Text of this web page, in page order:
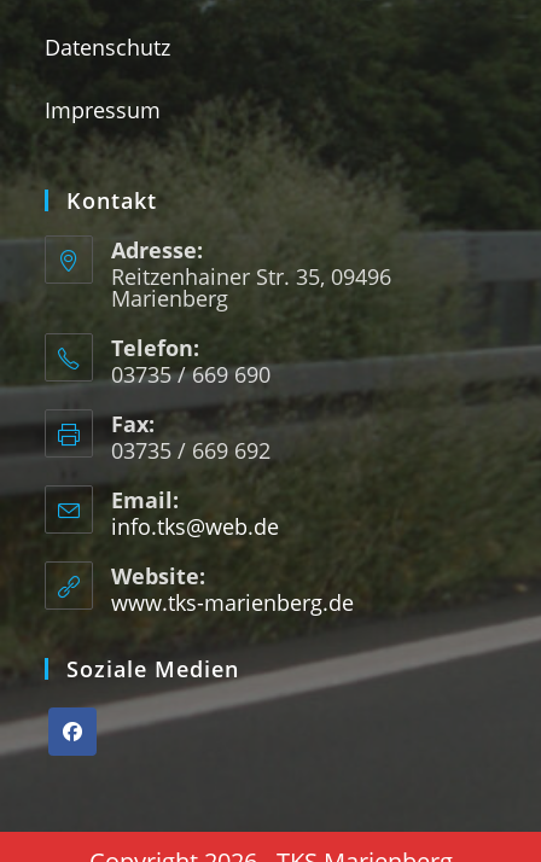
Datenschutz
Impressum
Kontakt
Adresse:
Reitzenhainer Str. 35, 09496
Marienberg
Telefon:
03735 / 669 690
Fax:
03735 / 669 692
Email:
info.tks@web.de
Website:
www.tks-marienberg.de
Soziale Medien